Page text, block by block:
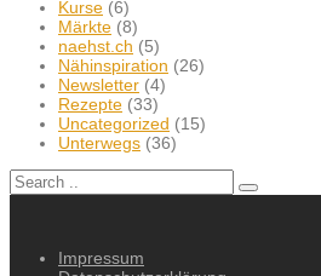
Kurse (6)
Märkte (8)
naehst.ch (5)
Nähinspiration (26)
Newsletter (4)
Rezepte (33)
Uncategorized (15)
Unterwegs (36)
Impressum